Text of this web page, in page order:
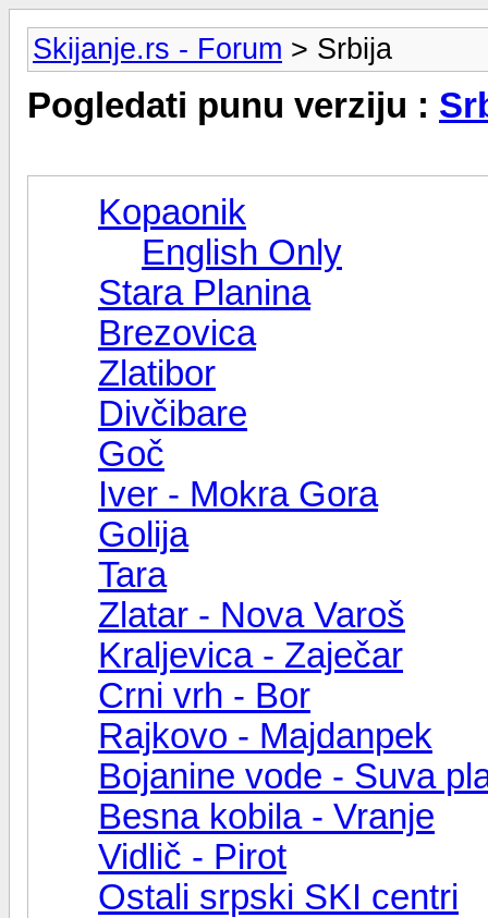
Skijanje.rs - Forum > Srbija
Pogledati punu verziju :
Kopaonik
English Only
Stara Planina
Brezovica
Zlatibor
Divčibare
Goč
Iver - Mokra Gora
Golija
Tara
Zlatar - Nova Varoš
Kraljevica - Zaječar
Crni vrh - Bor
Rajkovo - Majdanpek
Bojanine vode - Suva
Besna kobila - Vranje
Vidlič - Pirot
Ostali srpski SKI centri